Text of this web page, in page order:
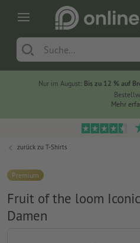
Nur im August: Bis zu 12 % auf
Mehr
zurück zu T-Shirts
Premium
Fruit of the loom
Damen